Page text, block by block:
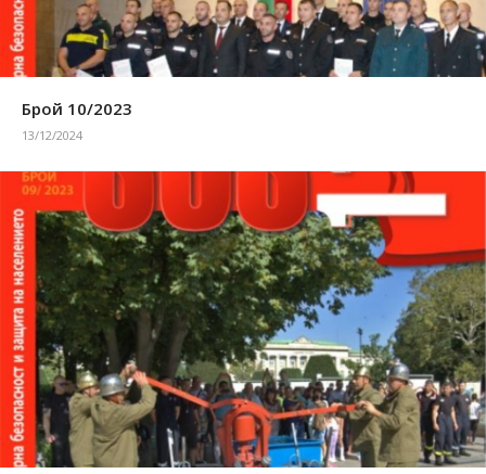
Брой 10/2023
13/12/2024